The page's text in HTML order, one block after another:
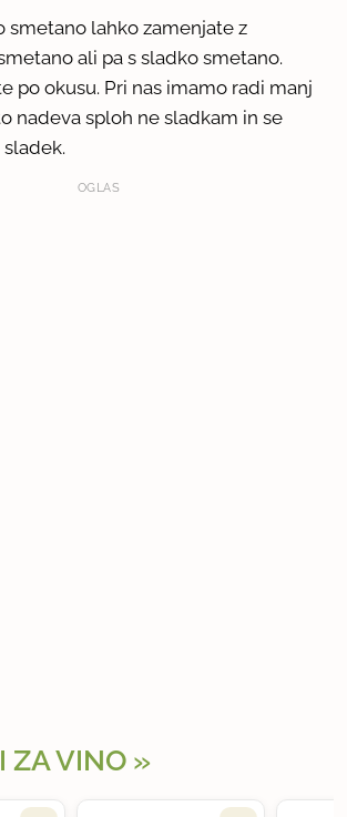
smetano lahko zamenjate z
ali pa s sladko smetano.
po okusu. Pri nas imamo radi manj
nadeva sploh ne sladkam in se
OGLAS
ZA VINO